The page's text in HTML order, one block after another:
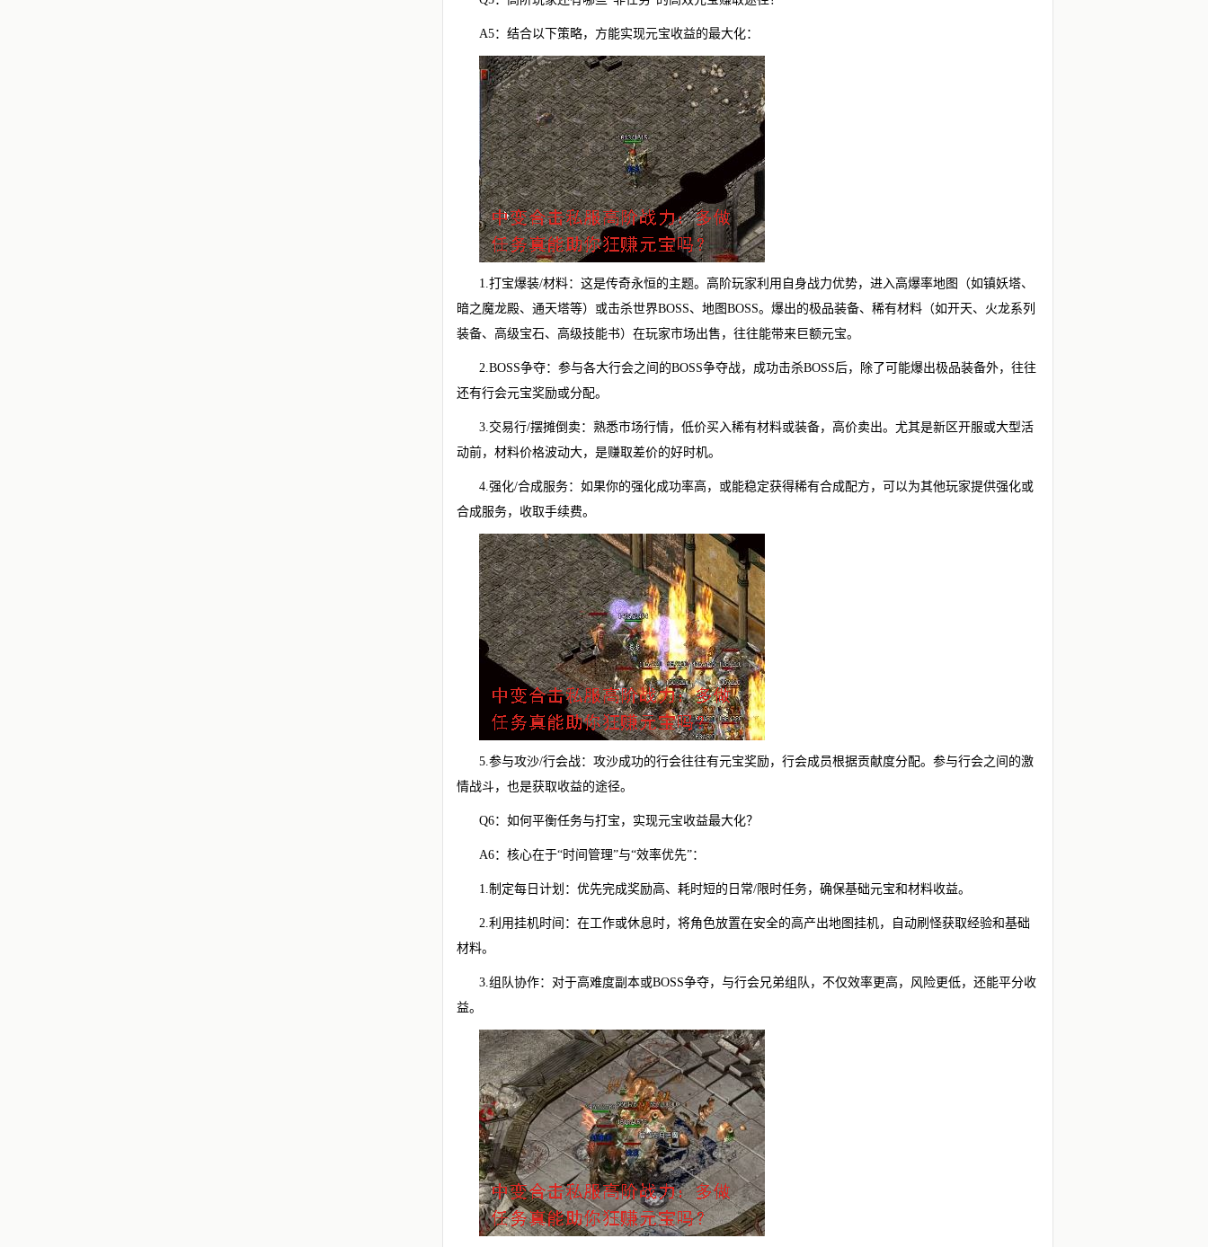
A5：结合以下策略，方能实现元宝收益的最大化：
1.打宝爆装/材料：这是传奇永恒的主题。高阶玩家利用自身战力优势，进入高爆率地图（如镇妖塔、
暗之魔龙殿、通天塔等）或击杀世界BOSS、地图BOSS。爆出的极品装备、稀有材料（如开天、火龙系列
装备、高级宝石、高级技能书）在玩家市场出售，往往能带来巨额元宝。
2.BOSS争夺：参与各大行会之间的BOSS争夺战，成功击杀BOSS后，除了可能爆出极品装备外，往往
还有行会元宝奖励或分配。
3.交易行/摆摊倒卖：熟悉市场行情，低价买入稀有材料或装备，高价卖出。尤其是新区开服或大型活
动前，材料价格波动大，是赚取差价的好时机。
4.强化/合成服务：如果你的强化成功率高，或能稳定获得稀有合成配方，可以为其他玩家提供强化或
合成服务，收取手续费。
5.参与攻沙/行会战：攻沙成功的行会往往有元宝奖励，行会成员根据贡献度分配。参与行会之间的激
情战斗，也是获取收益的途径。
Q6：如何平衡任务与打宝，实现元宝收益最大化？
A6：核心在于“时间管理”与“效率优先”：
1.制定每日计划：优先完成奖励高、耗时短的日常/限时任务，确保基础元宝和材料收益。
2.利用挂机时间：在工作或休息时，将角色放置在安全的高产出地图挂机，自动刷怪获取经验和基础
材料。
3.组队协作：对于高难度副本或BOSS争夺，与行会兄弟组队，不仅效率更高，风险更低，还能平分收
益。